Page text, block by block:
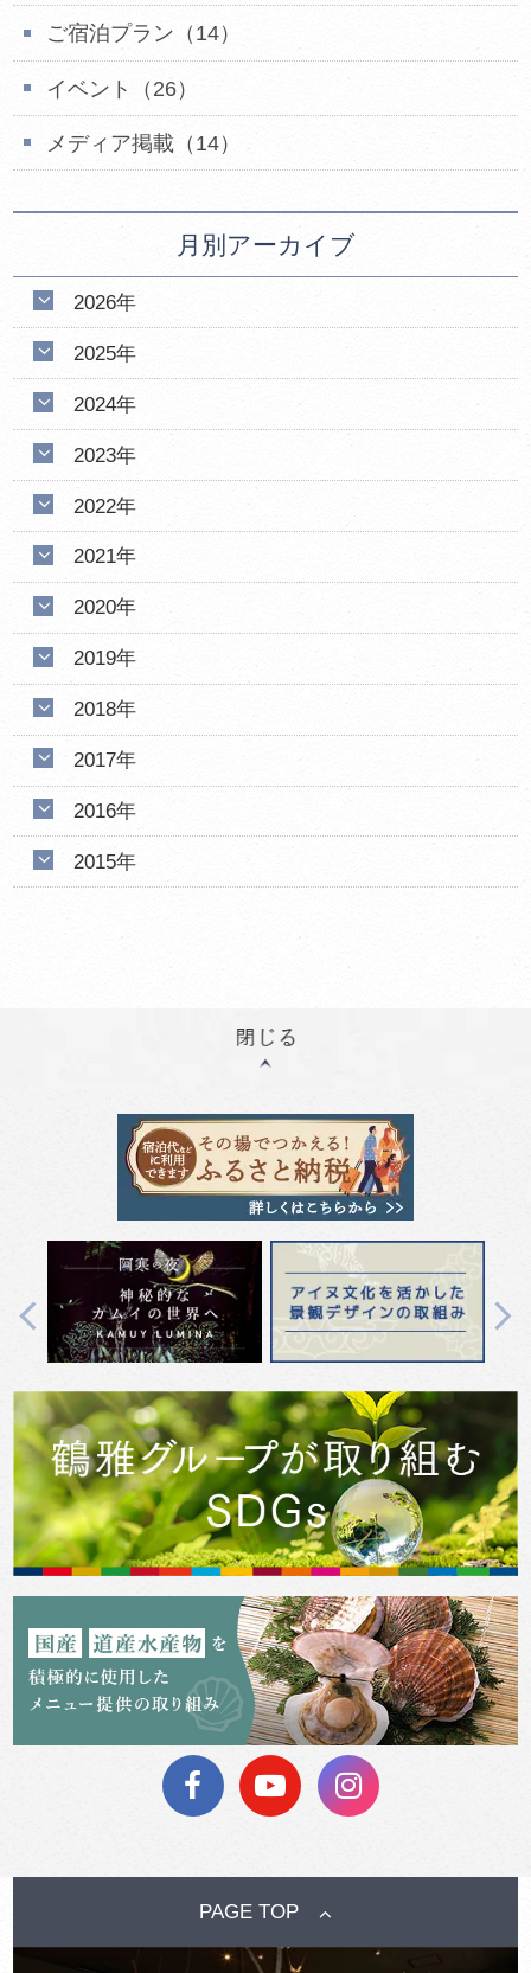
ご宿泊プラン（14）
イベント（26）
メディア掲載（14）
月別アーカイブ
2026年
2025年
2024年
2023年
2022年
2021年
2020年
2019年
2018年
2017年
2016年
2015年
Previous Next
PAGE TOP